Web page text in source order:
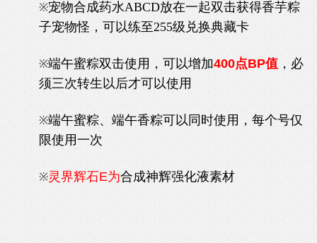
※宠物合成药水ABCD放在一起双击获得香芋粽
子宠物怪，可以练至255级兑换典藏卡
※端午蜜粽双击使用，可以增加400点BP值 ，必
须三次转生以后才可以使用
※端午蜜粽、 端午香粽可以同时使用，每个号仅
限使用一次
※灵界辉石E为合成神辉强化液素材